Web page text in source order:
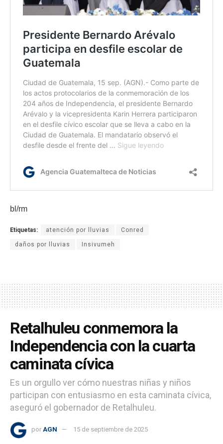
bl/rm
Etiquetas: atención por lluvias Conred
daños por lluvias Insivumeh
Retalhuleu conmemora la
Independencia con la cuarta
caminata cívica
Es un orgullo ver cómo nuestras niñas y niños
participan con entusiasmo en esta caminata cívica,
aseguró el gobernador de Retalhuleu.
por AGN 15 de septiembre de 2025